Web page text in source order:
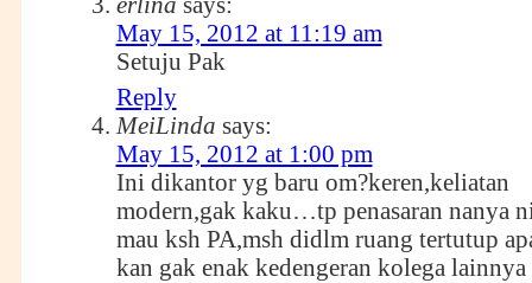
May 15, 2012 at 11:19 am
Setuju Pak
Reply
MeiLinda says:
May 15, 2012 at 1:00 pm
Ini dikantor yg baru om?keren,keliatan
modern,gak kaku…tp penasaran nanya
mau ksh PA,msh didlm ruang tertutup
kan gak enak kedengeran kolega lainnya